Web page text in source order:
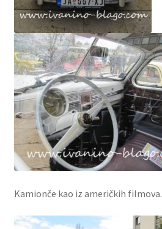
Kamionče kao iz američkih filmova.